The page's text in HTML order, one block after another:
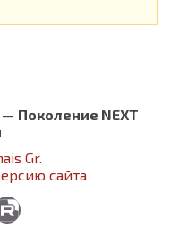
— Поколение NEXT
Gr.
сайта